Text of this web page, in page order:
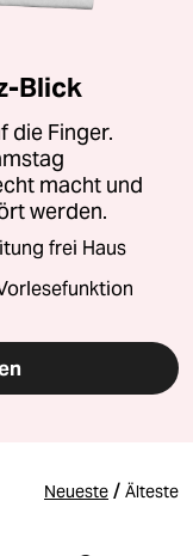
Blick
die Finger.
macht und
werden.
frei Haus
Neueste / Älteste